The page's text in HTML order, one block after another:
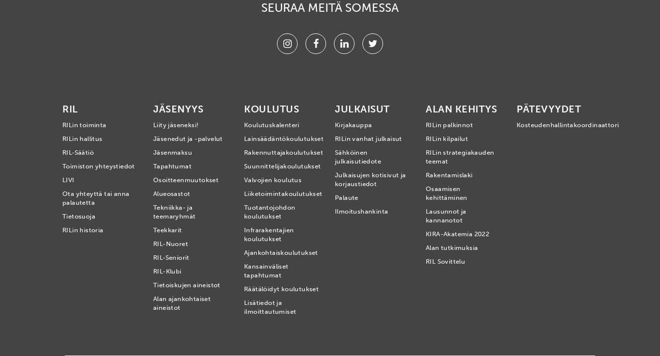
SEURAA MEITÄ SOMESSA
InstagramFacebookLinkedinTwitter
RIL
RILin toiminta
RILin hallitus
RIL-Säätiö
Toimiston yhteystiedot
LIVI
Ota yhteyttä tai anna
palautetta
Tietosuoja
RILin historia
JÄSENYYS
Liity jäseneksi!
Jäsenedut ja -palvelut
Jäsenmaksu
Tapahtumat
Osoitteenmuutokset
Alueosastot
Tekniikka- ja
teemaryhmät
Teekkarit
RIL-Nuoret
RIL-Seniorit
RIL-Klubi
Tietoiskujen aineistot
Alan ajankohtaiset
aineistot
KOULUTUS
Koulutuskalenteri
Lainsäädäntökoulutukset
Rakennuttajakoulutukset
Suunnittelijakoulutukset
Valvojien koulutus
Liiketoimintakoulutukset
Tuotantojohdon
koulutukset
Infrarakentajien
koulutukset
Ajankohtaiskoulutukset
Kansainväliset
tapahtumat
Räätälöidyt koulutukset
Lisätiedot ja
ilmoittautumiset
JULKAISUT
Kirjakauppa
RILin vanhat julkaisut
Sähköinen
julkaisutiedote
Julkaisujen kotisivut ja
korjaustiedot
Palaute
Ilmoitushankinta
ALAN KEHITYS
RILin palkinnot
RILin kilpailut
RILin strategiakauden
teemat
Rakentamislaki
Osaamisen
kehittäminen
Lausunnot ja
kannanotot
KIRA-Akatemia 2022
Alan tutkimuksia
RIL Sovittelu
PÄTEVYYDET
Kosteudenhallintakoordinaattori